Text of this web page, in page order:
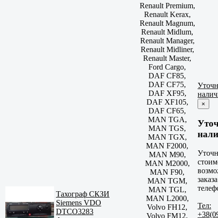
Тахограф СКЗИ
Siemens VDO
DTCO3283
Renault Premium,
Renault Kerax,
Renault Magnum,
Renault Midlum,
Renault Manager,
Renault Midliner,
Renault Master,
Ford Cargo,
DAF CF85,
DAF CF75,
DAF XF95,
DAF XF105,
DAF CF65,
MAN TGA,
MAN TGS,
MAN TGX,
MAN F2000,
MAN M90,
MAN M2000,
MAN F90,
MAN TGM,
MAN TGL,
MAN L2000,
Volvo FH12,
Volvo FM12,
×
Тел: